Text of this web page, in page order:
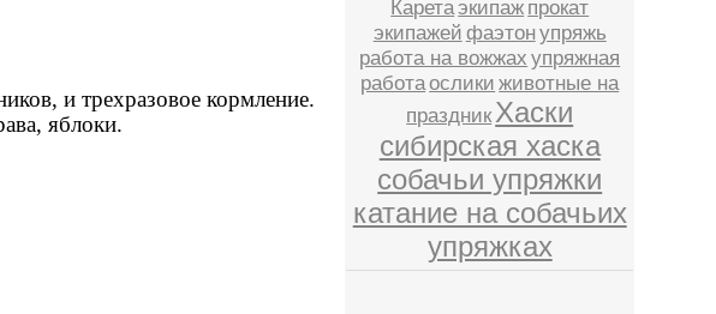
и трехразовое кормление.
яблоки.
Каретаэкипаж прокат
экипажей фаэтон упряжь
работа на вожжах упряжная
работаослики животные на
праздникХаски
сибирская хаска
собачьи упряжки
катание на собачьих
упряжках